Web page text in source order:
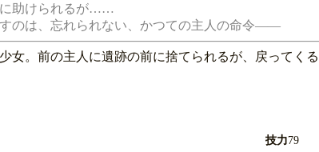
に助けられるが……
女。前の主人に遺跡の前に捨てられるが、戻って
技力79